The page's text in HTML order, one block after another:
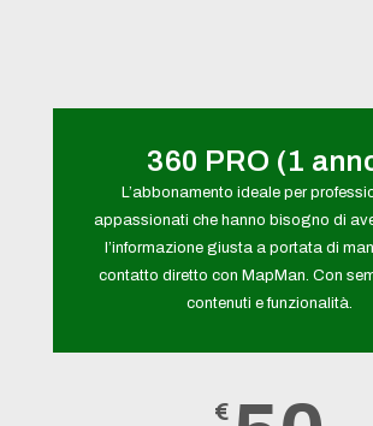
360 PRO (1
L’abbonamento ideale per
appassionati che hanno bisogno di
l’informazione giusta a portata di
contatto diretto con MapMan. Con
contenuti e funzionalità.
€